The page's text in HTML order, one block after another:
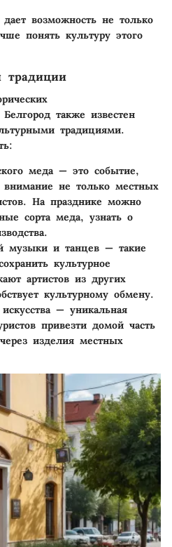
возможность не только
понять культуру этого
традиции
Белгород также известен
традициями.
меда— это событие,
внимание не только местных
На празднике можно
сорта меда, узнать о
музыки и танцев — такие
культурное
артистов из других
культурному обмену.
— уникальная
привезти домой часть
изделия местных